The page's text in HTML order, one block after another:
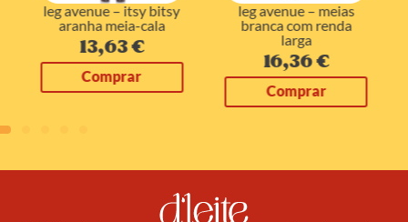
leg avenue – itsy bitsy
aranha meia-cala
13,63€
Comprar
leg avenue – meias
branca com renda
larga
16,36€
Comprar